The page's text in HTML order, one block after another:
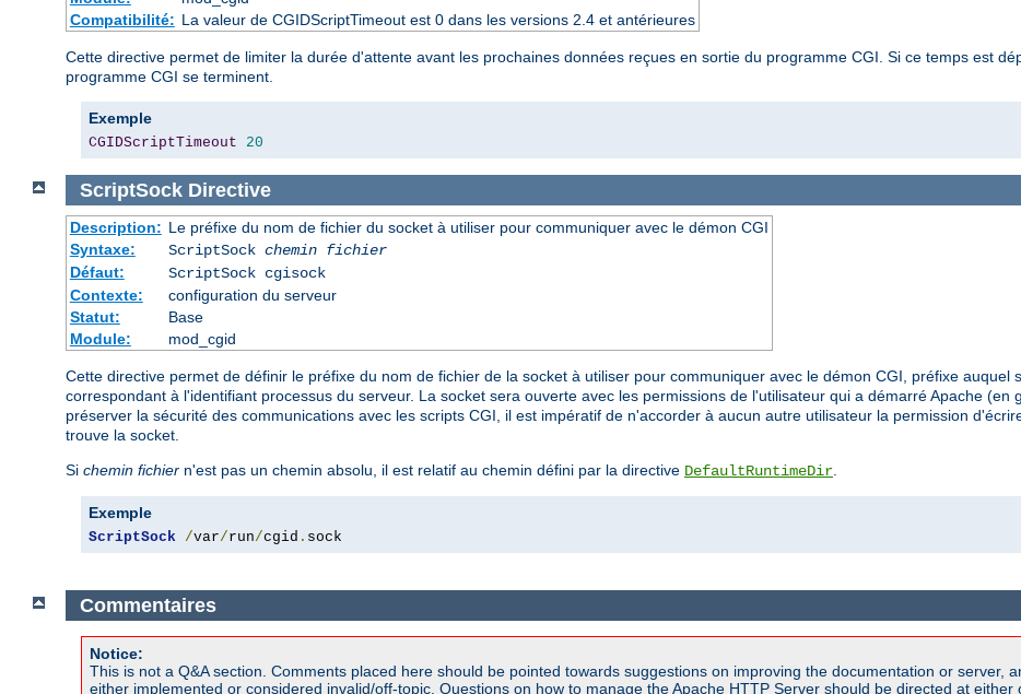
Compatibilité: La valeur de CGIDScriptTimeout est 0 dans les versions 2.4 et antérieures
Cette directive permet de limiter la durée d'attente avant les prochaines données reçues en sortie du programme CGI. Si ce temps est
programme CGI se terminent.
Exemple
CGIDScriptTimeout 20
ScriptSock Directive
Description: Le préfixe du nom de fichier du socket à utiliser pour communiquer avec le démon CGI
Syntaxe:
ScriptSock chemin fichier
Défaut:
ScriptSock cgisock
Contexte:
configuration du serveur
Statut:
Base
Module:
mod_cgid
Cette directive permet de définir le préfixe du nom de fichier de la socket à utiliser pour communiquer avec le démon CGI, préfixe auquel
correspondant à l'identifiant processus du serveur. La socket sera ouverte avec les permissions de l'utilisateur qui a démarré Apache (en
préserver la sécurité des communications avec les scripts CGI, il est impératif de n'accorder à aucun autre utilisateur la permission
trouve la socket.
Si chemin fichier n'est pas un chemin absolu, il est relatif au chemin défini par la directive DefaultRuntimeDir.
Exemple
ScriptSock /var/run/cgid . sock
Commentaires
Notice:
This is not a Q&A section. Comments placed here should be pointed towards suggestions on improving the documentation or server,
either implemented or considered invalid/off-topic. Questions on how to manage the Apache HTTP Server should be directed at